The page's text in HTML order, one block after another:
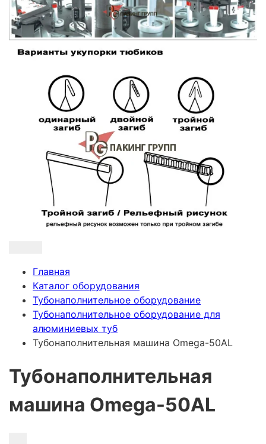
Главная
Каталог оборудования
Тубонаполнительное оборудование
Тубонаполнительное оборудование для
алюминиевых туб
Тубонаполнительная машина Omega-50AL
Тубонаполнительная
машина Omega-50AL